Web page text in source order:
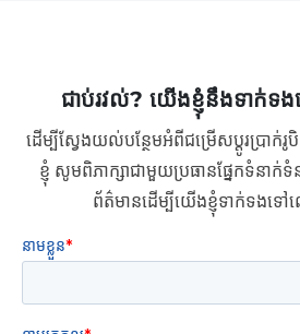
ជាប់រវល់? យើងខ្ញុំនឹងទាក់ទ
ដើម្បីស្វែងយល់បន្ថែមអំពីជម្រើសប្តូរប្រា
ខ្ញុំ សូមពិភាក្សាជាមួយប្រធានផ្នែកទំនា
ព័ត៌មានដើម្បីយើងខ្ញុំទាក់ទងទៅល